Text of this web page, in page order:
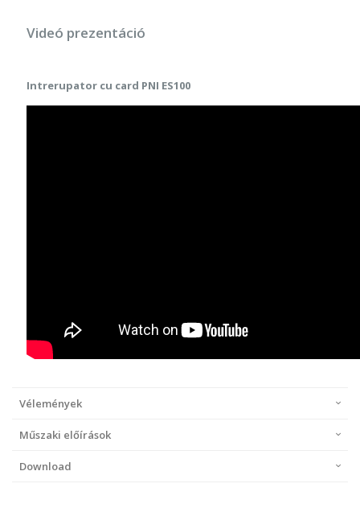
Videó prezentáció
Intrerupator cu card PNI ES100
Vélemények
Műszaki előírások
Download